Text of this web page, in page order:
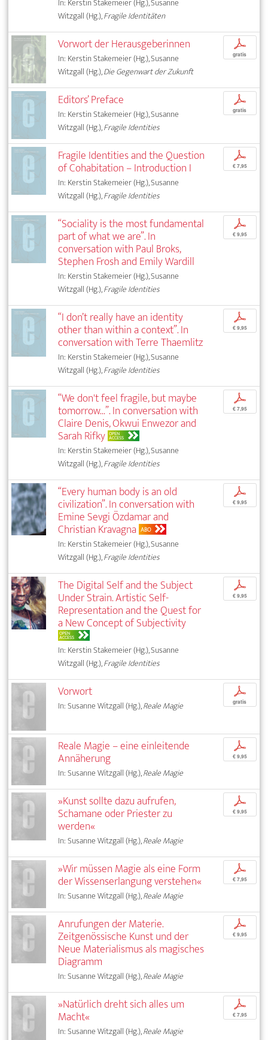
Witzgall (Hg.),Fragile Identitäten
Vorwort der Herausgeberinnen
In: Kerstin Stakemeier (Hg.), Susanne
Witzgall (Hg.),Die Gegenwart der Zukunft
p
gratis
Editors’ Preface
In: Kerstin Stakemeier (Hg.), Susanne
Witzgall (Hg.),Fragile Identities
p
gratis
Fragile Identities and the Question
of Cohabitation – Introduction I
In: Kerstin Stakemeier (Hg.), Susanne
Witzgall (Hg.),Fragile Identities
p
€ 7,95
“Sociality is the most fundamental
part of what we are”. In
conversation with Paul Broks,
Stephen Frosh and Emily Wardill
In: Kerstin Stakemeier (Hg.), Susanne
Witzgall (Hg.),Fragile Identities
p
€ 9,95
“I don’t really have an identity
other than within a context”. In
conversation with Terre Thaemlitz
In: Kerstin Stakemeier (Hg.), Susanne
Witzgall (Hg.),Fragile Identities
p
€ 9,95
“We don't feel fragile, but maybe
tomorrow...”. In conversation with
Claire Denis, Okwui Enwezor and
Sarah Rifky OPEN
ACCESS
In: Kerstin Stakemeier (Hg.), Susanne
Witzgall (Hg.),Fragile Identities
p
€ 7,95
“Every human body is an old
civilization”. In conversation with
Emine Sevgi Özdamar and
Christian Kravagna ABO
In: Kerstin Stakemeier (Hg.), Susanne
Witzgall (Hg.),Fragile Identities
p
€ 9,95
The Digital Self and the Subject
Under Strain. Artistic Self-
Representation and the Quest for
a New Concept of Subjectivity
OPEN
ACCESS
In: Kerstin Stakemeier (Hg.), Susanne
Witzgall (Hg.),Fragile Identities
p
€ 9,95
Vorwort
In: Susanne Witzgall (Hg.),Reale Magie
p
gratis
Reale Magie – eine einleitende
Annäherung
In: Susanne Witzgall (Hg.),Reale Magie
p
€ 9,95
»Kunst sollte dazu aufrufen,
Schamane oder Priester zu
werden«
In: Susanne Witzgall (Hg.),Reale Magie
p
€ 9,95
»Wir müssen Magie als eine Form
der Wissenserlangung verstehen«
In: Susanne Witzgall (Hg.),Reale Magie
p
€ 7,95
Anrufungen der Materie.
Zeitgenössische Kunst und der
Neue Materialismus als magisches
Diagramm
In: Susanne Witzgall (Hg.),Reale Magie
p
€ 9,95
»Natürlich dreht sich alles um
Macht«
In: Susanne Witzgall (Hg.),Reale Magie
p
€ 7,95